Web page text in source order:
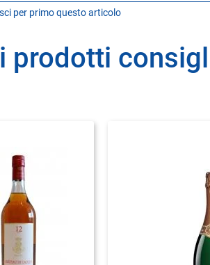
per primo questo articolo
prodotti